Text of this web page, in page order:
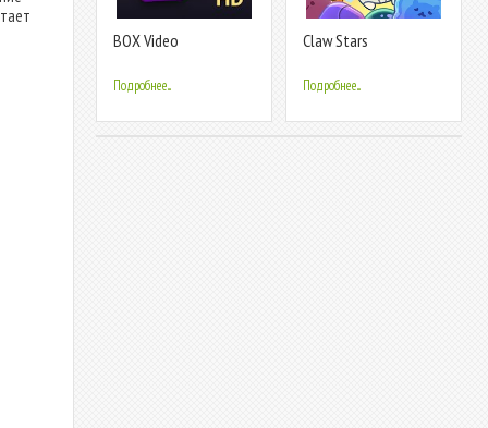
BOX Video
Приватный загрузчик
Подробнее...
Claw Stars
Подробнее...